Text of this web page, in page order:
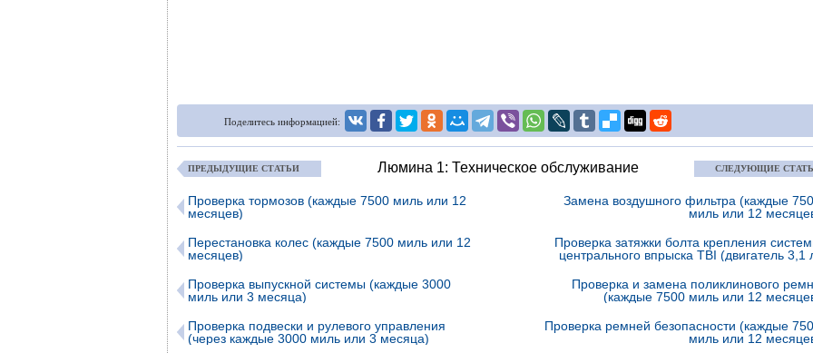
Поделитесь информацией:
ПРЕДЫДУЩИЕ СТАТЬИ Люмина 1: Техническое обслуживание СЛЕДУЮЩИЕ
Проверка тормозов (каждые 7500 миль или 12
месяцев)
Перестановка колес (каждые 7500 миль или 12
месяцев)
Проверка выпускной системы (каждые 3000
миль или 3 месяца)
Проверка подвески и рулевого управления
(через каждые 3000 миль или 3 месяца)
Замена воздушного фильтра (каждые
миль или 12
Проверка затяжки болта крепления
центрального впрыска TBI (двигатель 3,1
Проверка и замена поликлинового
(каждые 7500 миль или 12
Проверка ремней безопасности (каждые
миль или 12